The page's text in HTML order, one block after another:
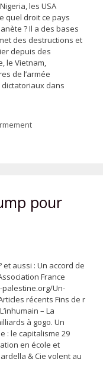
les USA
quel droit ce pays
? Il a des bases
des destructions et
depuis des
le Vietnam,
de l’armée
dans
pour
et aussi : Un accord de
France
Un-
récents Fins de r
– La
à gogo. Un
: le capitalisme 29
en école et
& Cie volent au